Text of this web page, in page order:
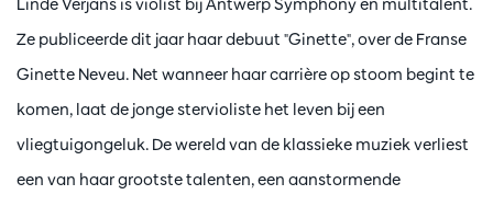
Ze publiceerde dit jaar haar debuut "Ginette", over de Franse
Ginette Neveu. Net wanneer haar carrière op stoom begint te
komen, laat de jonge stervioliste het leven bij een
vliegtuigongeluk. De wereld van de klassieke muziek verliest
een van haar grootste talenten, een aanstormende